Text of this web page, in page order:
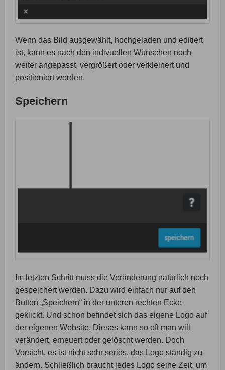
Wenn das Bild ausgewählt, hochgeladen und editiert
ist, kann es nach den indivuellen Wünschen noch
weiter angepasst, vergrößert oder verkleinert und
positioniert werden.
Speichern
Im letzten Schritt muss die Veränderung natürlich noch
gespeichert werden. Dazu wird einfach nur auf den
Button „Speichern“ in der unteren rechten Ecke
geklickt. Und schon befindet sich das eigene Logo auf
der eigenen Website. Dieses kann so oft man will
verändert, erneuert oder gelöscht werden. Doch
Vorsicht, es ist nicht sehr seriös, das Logo ständig zu
ändern. Schließlich braucht jedes Logo seine Zeit, um